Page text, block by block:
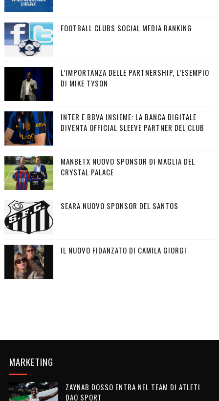
FOOTBALL CLUBS SOCIAL MEDIA RANKING
L’IMPORTANZA DELLE PARTNERSHIP, L’ESEMPIO
DI MIKE TYSON
INTER E BBVA INSIEME: LA BANCA DIGITALE
DIVENTA OFFICIAL SLEEVE PARTNER DEL CLUB
MANBETX NUOVO SPONSOR DI MAGLIA DEL
CRYSTAL PALACE
SEARA NUOVO SPONSOR DEL SANTOS
IL NUOVO FIDANZATO DI CAMILA GIORGI
MARKETING
ZAYNAB DOSSO ENTRA NEL TEAM DI ATLETI
DAO SPORT